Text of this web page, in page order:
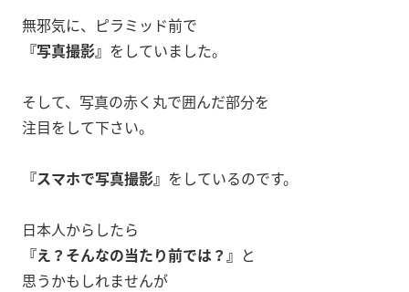
無邪気に、ピラミッド前で
『写真撮影』 をしていました。
そして、写真の赤く丸で囲んだ部分を
注目をして下さい。
『スマホで写真撮影』 をしているのです。
日本人からしたら
『え？そんなの当たり前では？』 と
思うかもしれませんが